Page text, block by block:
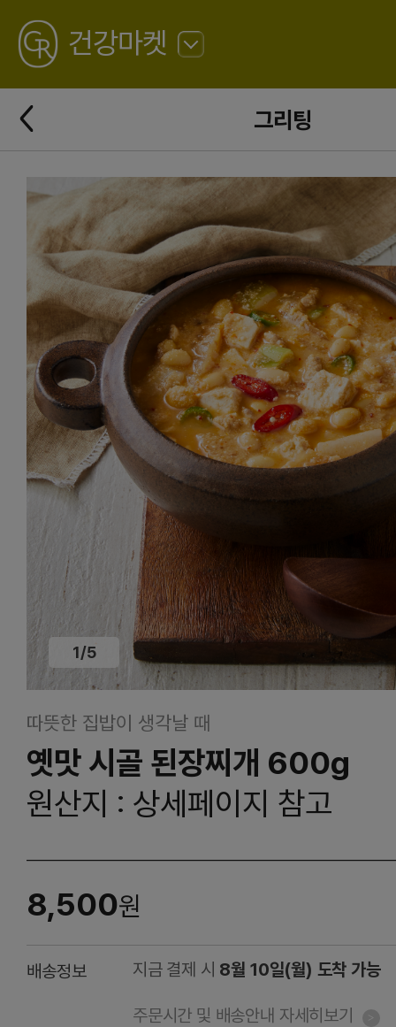
GREATING
건강마켓
로
그리팅
뒤
로
가
1/5
따뜻한 집밥이 생각날 때
옛맛 시골 된장찌개 600g
원산지 : 상세페이지 참고
8,500원
배송정보 지금 결제 시 8월 10일(월) 도착 가능
주문시간 및 배송안내 자세히보기